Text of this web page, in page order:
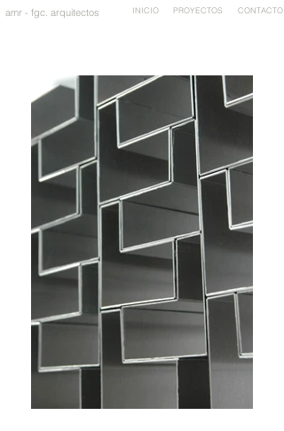
amr - fgc. arquitectos INICIO PROYECTOS CONTACTO